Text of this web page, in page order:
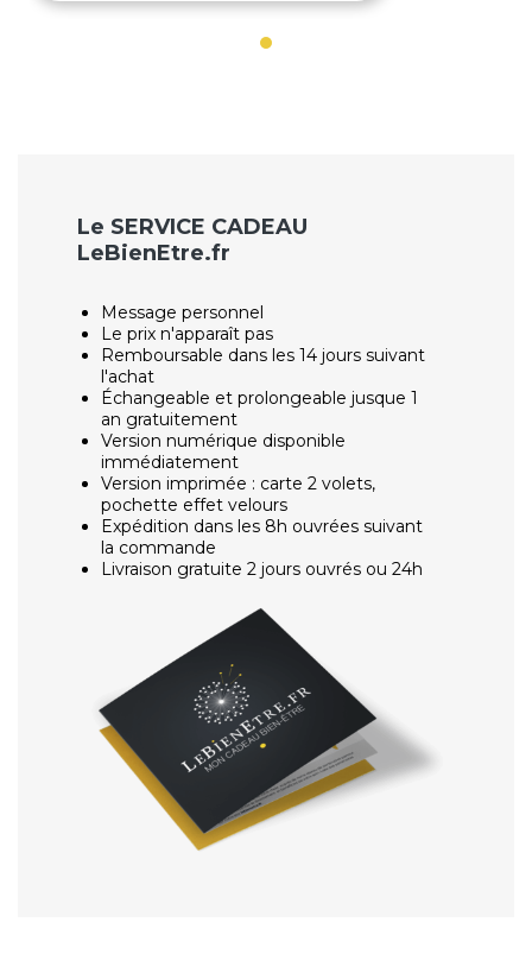
Le SERVICE CADEAU
LeBienEtre.fr
Message personnel
Le prix n'apparaît pas
Remboursable dans les 14 jours suivant
l'achat
Échangeable et prolongeable jusque 1
an gratuitement
Version numérique disponible
immédiatement
Version imprimée : carte 2 volets,
pochette effet velours
Expédition dans les 8h ouvrées suivant
la commande
Livraison gratuite 2 jours ouvrés ou 24h